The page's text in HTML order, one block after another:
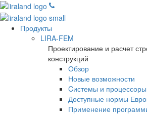
Продукты
LIRA-FEM
Проектирование и расчет
конструкций
Обзор
Новые возможности
Cистемы и процессоры
Доступные нормы
Применение